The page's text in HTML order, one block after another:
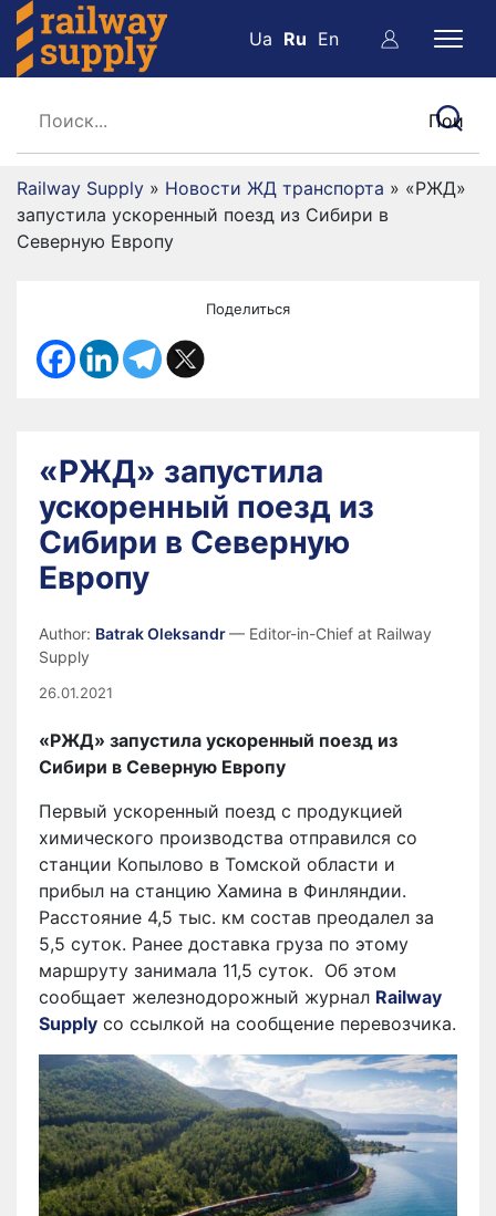
Ua Ru En
Railway Supply » Новости ЖД транспорта » «РЖД»
запустила ускоренный поезд из Сибири в
Северную Европу
Поделиться
«РЖД» запустила
ускоренный поезд из
Сибири в Северную
Европу
Author: Batrak Oleksandr— Editor-in-Chief at Railway
Supply
26.01.2021
«РЖД» запустила ускоренный поезд из
Сибири в Северную Европу
Первый ускоренный поезд с продукцией
химического производства отправился со
станции Копылово в Томской области и
прибыл на станцию Хамина в Финляндии.
Расстояние 4,5 тыс. км состав преодалел за
5,5 суток. Ранее доставка груза по этому
маршруту занимала 11,5 суток. Об этом
сообщает железнодорожный журнал Railway
Supply cо ссылкой на сообщение перевозчика.